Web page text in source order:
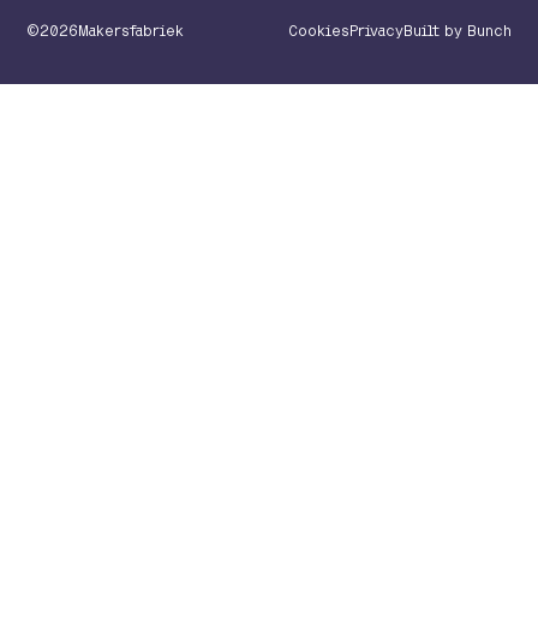
©2026Makersfabriek CookiesPrivacyBuilt by Bunch